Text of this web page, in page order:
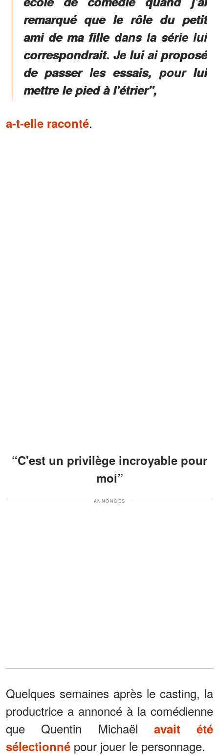
remarqué que le rôle du petit
ami de ma fille dans la série lui
correspondrait. Je lui ai proposé
de passer les essais, pour lui
mettre le pied à l'étrier",
a-t-elle raconté.
“C'est un privilège incroyable pour
moi”
ANNONCES
Quelques semaines après le casting, la
productrice a annoncé à la comédienne
que Quentin Michaël avait été
sélectionné pour jouer le personnage.